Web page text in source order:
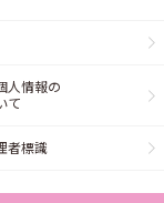
人情報の
て
者標識